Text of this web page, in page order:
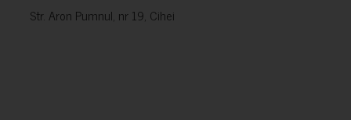
Str. Aron Pumnul, nr 19, Cihei